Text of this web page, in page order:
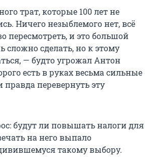
трат, которые 100 лет не
Ничего незыблемого нет, всё
пересмотреть, и это большой
сложно сделать, но к этому
— будто угрожал Антон
есть в руках весьма сильные
перевернуть эту
будут ли повышать налоги для
на него выпало
такому выбору.